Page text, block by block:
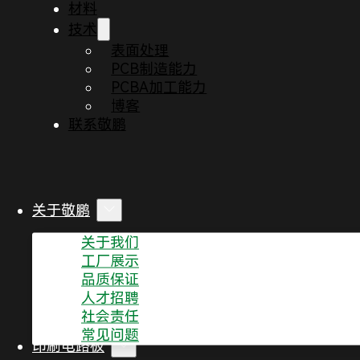
材料
技术
表面处理
PCB制造能力
PCBA加工能力
博客
联系敬鹏
关于敬鹏
关于我们
工厂展示
品质保证
人才招聘
社会责任
常见问题
印刷电路板
阅读全文